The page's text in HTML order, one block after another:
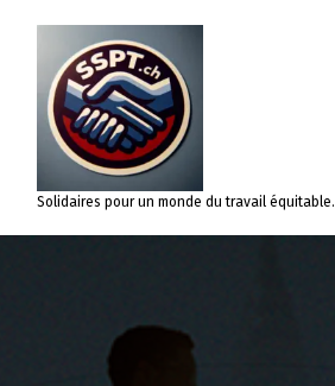
contenu
Solidaires pour un monde du travail équitable.